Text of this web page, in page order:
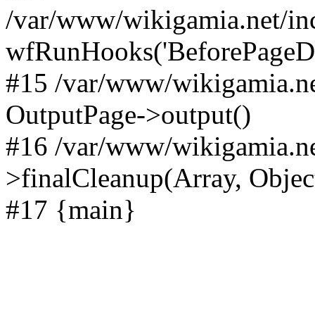
/var/www/wikigamia.net/
#15 /var/www/
OutputPage->output()
#16 /var/www/
>finalCleanup(Array,
#17 {main}